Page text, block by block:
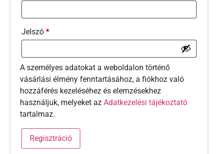
Jelszó *
A személyes adatokat a weboldalon történő
vásárlási élmény fenntartásához, a fiókhoz való
hozzáférés kezeléséhez és elemzésekhez
használjuk, melyeket az Adatkezelési tájékoztató
tartalmaz.
Regisztráció